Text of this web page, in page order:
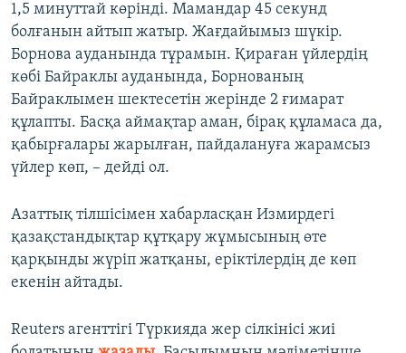
1,5 минуттай көрінді. Мамандар 45 секунд
болғанын айтып жатыр. Жағдайымыз шүкір.
Борнова ауданында тұрамын. Қираған үйлердің
көбі Байраклы ауданында, Борнованың
Байраклымен шектесетін жерінде 2 ғимарат
құлапты. Басқа аймақтар аман, бірақ құламаса да,
қабырғалары жарылған, пайдалануға жарамсыз
үйлер көп, – дейді ол.
Азаттық тілшісімен хабарласқан Измирдегі
қазақстандықтар құтқару жұмысының өте
қарқынды жүріп жатқаны, еріктілердің де көп
екенін айтады.
Reuters агенттігі Түркияда жер сілкінісі жиі